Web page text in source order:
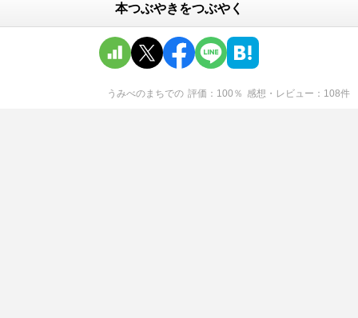
本つぶやきをつぶやく
うみべのまちでの 評価 100 ％ 感想・レビュー 108件